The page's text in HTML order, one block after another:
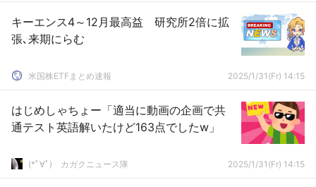
キーエンス4～12月最高益 研究所2倍に拡
張､来期にらむ
米国株ETFまとめ速報 2025/1/31(Fr) 14:15
はじめしゃちょー「適当に動画の企画で共
通テスト英語解いたけど163点でしたw」
(*ﾟ∀ﾟ)ゞカガクニュース隊 2025/1/31(Fr) 14:15